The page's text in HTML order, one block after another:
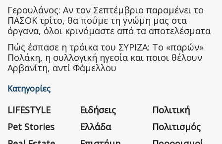
Γερουλάνος: Αν τον Σεπτέμβριο παραμένει το
ΠΑΣΟΚ τρίτο, θα πούμε τη γνώμη μας στα
όργανα, όλοι κρινόμαστε από τα αποτελέσματα
Πώς έσπασε η τρόικα του ΣΥΡΙΖΑ: Το «παρών»
Πολάκη, η συλλογική ηγεσία και ποιοι θέλουν
Αρβανίτη, αντί Φάμελλου
Κατηγορίες
LIFESTYLE
Pet Stories
Ειδήσεις
Ελλάδα
Πολιτική
Πολιτισμός